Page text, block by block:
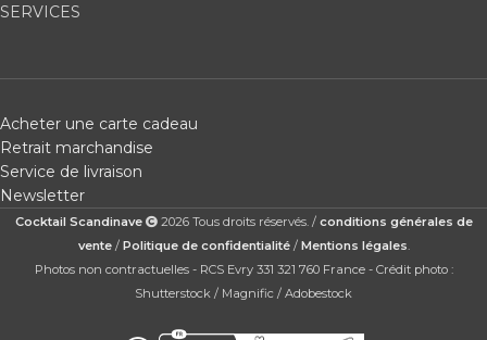
SERVICES
Acheter une carte cadeau
Retrait marchandise
Service de livraison
Newsletter
Cocktail Scandinave 2026 Tous droits réservés. / conditions générales de
vente/ Politique de confidentialité/ Mentions légales
Photos non contractuelles - RCS Evry 331 321 760 France - Crédit photo :
Shutterstock / Magnific / Adobestock